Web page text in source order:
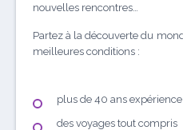
nouvelles rencontres…
Partez à la découverte du
meilleures conditions :
plus de 40 ans expérience
des voyages tout compris